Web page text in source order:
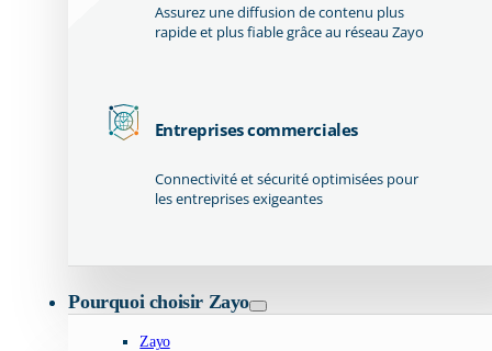
Assurez une diffusion de contenu plus
rapide et plus fiable grâce au réseau Zayo
Entreprises commerciales
Connectivité et sécurité optimisées pour
les entreprises exigeantes
Pourquoi choisir Zayo
Zayo